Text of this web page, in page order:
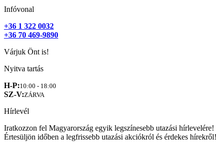
Infóvonal
+36 1 322 0032
+36 70 469-9890
Várjuk Önt is!
Nyitva tartás
H-P:10:00 - 18:00
SZ-V:ZÁRVA
Hírlevél
Iratkozzon fel Magyarország egyik legszínesebb utazási hírlevelére!
Értesüljön időben a legfrissebb utazási akciókról és érdekes hírekről!